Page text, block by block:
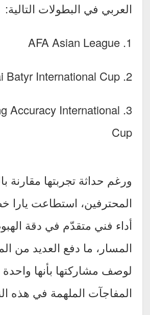
العربي في البطولات التالية:
1. AFA Asian League
2. Kabanbai Batyr International Cup
Accuracy International
Cup
ورغم حداثة تجربتها مقارنة
المحترفين، استطاعت يارا
أداء فني متقدّم في دقة
المسار، ما دفع العديد من
لوصف مشاركتها بأنها
المفاجآت الملهمة في هذه